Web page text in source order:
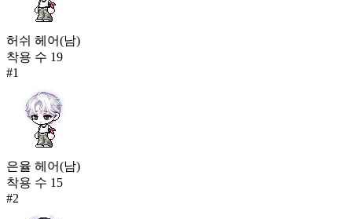
허쉬 헤어(남)
착용 수 19
#1
은율 헤어(남)
착용 수 15
#2